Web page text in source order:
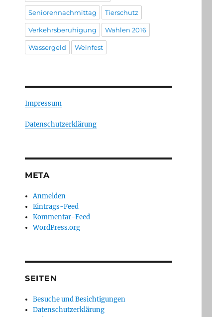
Seniorennachmittag Tierschutz
Verkehrsberuhigung Wahlen 2016
Wassergeld Weinfest
Impressum
Datenschutzerklärung
META
Anmelden
Eintrags-Feed
Kommentar-Feed
WordPress.org
SEITEN
Besuche und Besichtigungen
Datenschutzerklärung